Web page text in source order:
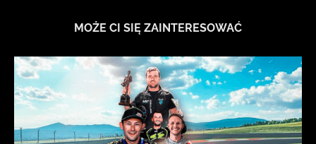
MOŻE CI SIĘ ZAINTERESOWAĆ